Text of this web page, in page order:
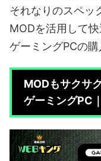
それなりのスペッ
MODを活用して
ゲーミングPCの購
MODもサクサ
ゲーミングPC